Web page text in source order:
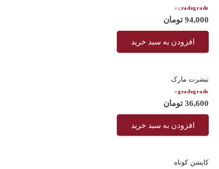
از 5
94,000 تومان
افزودن به سبد خرید
تیشرت مارک
از 5
36,600 تومان
افزودن به سبد خرید
کاپشن کوتاه